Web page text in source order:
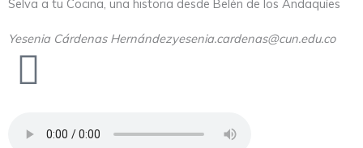
Selva a tu Cocina, una historia desde Belén de los Andaquíes
Yesenia Cárdenas Hernándezyesenia.cardenas@cun.edu.co